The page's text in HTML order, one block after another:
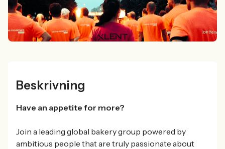
Beskrivning
Have an appetite for more?
Join a leading global bakery group powered by
ambitious people that are truly passionate about